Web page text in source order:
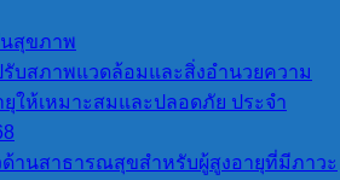
สุขภาพ
รับสภาพแวดล้อมและสิ่งอำนวยความ
ให้เหมาะสมและปลอดภัย ประจำ
ด้านสาธารณสุขสำหรับผู้สูงอายุที่มีภาวะ
ล
และ